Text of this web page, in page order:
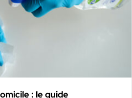
: le guide